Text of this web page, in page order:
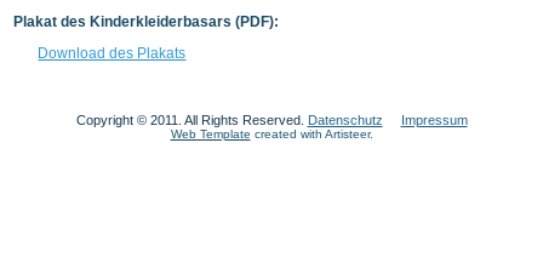
Plakat des Kinderkleiderbasars (PDF):
Download des Plakats
Copyright © 2011. All Rights Reserved. Datenschutz Impressum
Web Template created with Artisteer.